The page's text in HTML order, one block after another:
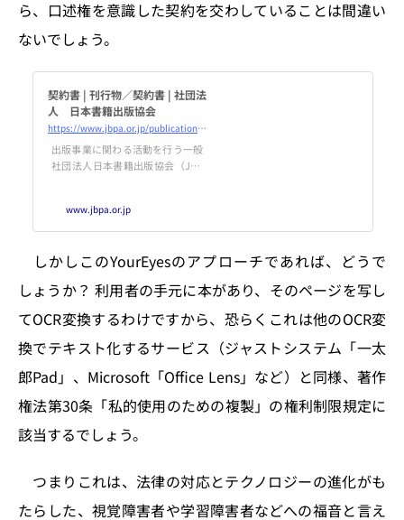
ら、口述権を意識した契約を交わしていることは間違い
ないでしょう。
契約書 | 刊行物／契約書 | 社団法
人 日本書籍出版協会
https://www.jbpa.or.jp/publication/contract.html
出版事業に関わる活動を行う一般
社団法人日本書籍出版協会（JBP
ます。
www.jbpa.or.jp
しかしこのYourEyesのアプローチであれば、どうで
しょうか？ 利用者の手元に本があり、そのページを写し
てOCR変換するわけですから、恐らくこれは他のOCR変
換でテキスト化するサービス（ジャストシステム「一太
郎Pad」、Microsoft「Office Lens」など）と同様、著作
権法第30条「私的使用のための複製」の権利制限規定に
該当するでしょう。
つまりこれは、法律の対応とテクノロジーの進化がも
たらした、視覚障害者や学習障害者などへの福音と言え